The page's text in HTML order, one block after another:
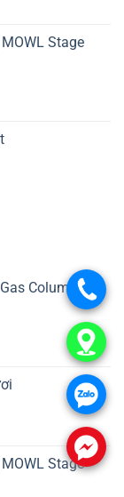
Stage
Column Gun
Stage
.
.
.
.